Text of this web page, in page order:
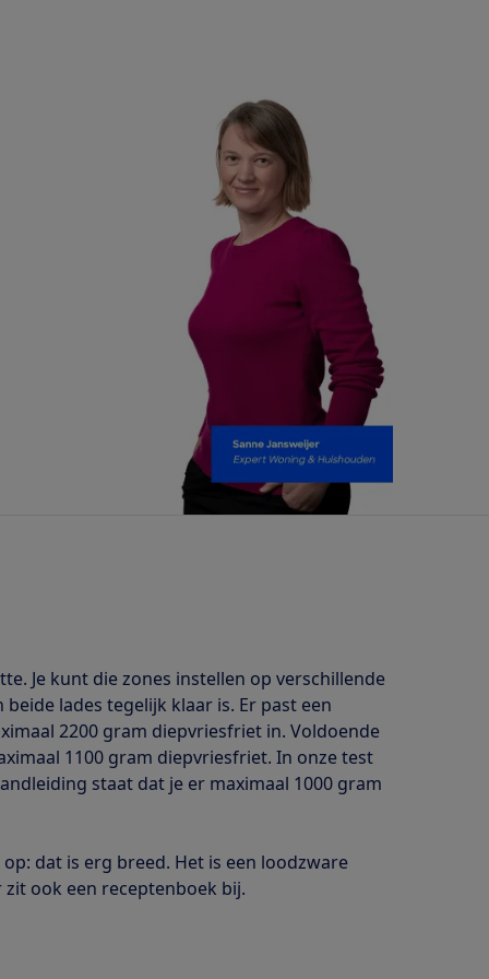
Je kunt die zones instellen op verschillende
lades tegelijk klaar is. Er past een
2200 gram diepvriesfriet in. Voldoende
1100 gram diepvriesfriet. In onze test
staat dat je er maximaal 1000 gram
dat is erg breed. Het is een loodzware
ook een receptenboek bij.